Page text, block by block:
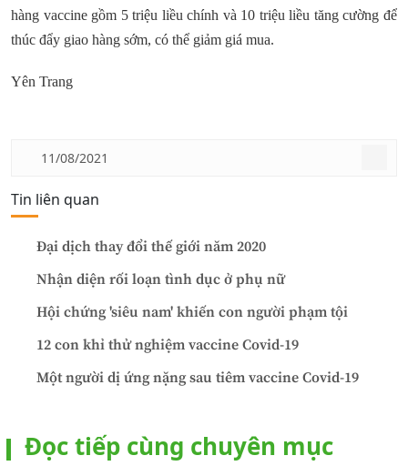
hàng vaccine gồm 5 triệu liều chính và 10 triệu liều tăng cường để
thúc đẩy giao hàng sớm, có thể giảm giá mua.
Yên Trang
11/08/2021
Tin liên quan
Đại dịch thay đổi thế giới năm 2020
Nhận diện rối loạn tình dục ở phụ nữ
Hội chứng 'siêu nam' khiến con người phạm tội
12 con khỉ thử nghiệm vaccine Covid-19
Một người dị ứng nặng sau tiêm vaccine Covid-19
Đọc tiếp cùng chuyên mục